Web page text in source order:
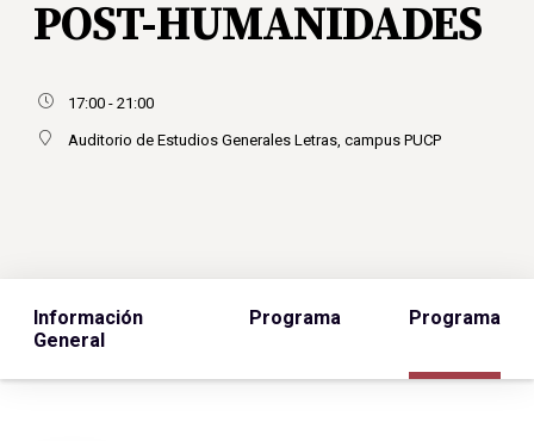
POST-HUMANIDADES
17:00 - 21:00
Auditorio de Estudios Generales Letras, campus PUCP
Información
General
Programa Programa